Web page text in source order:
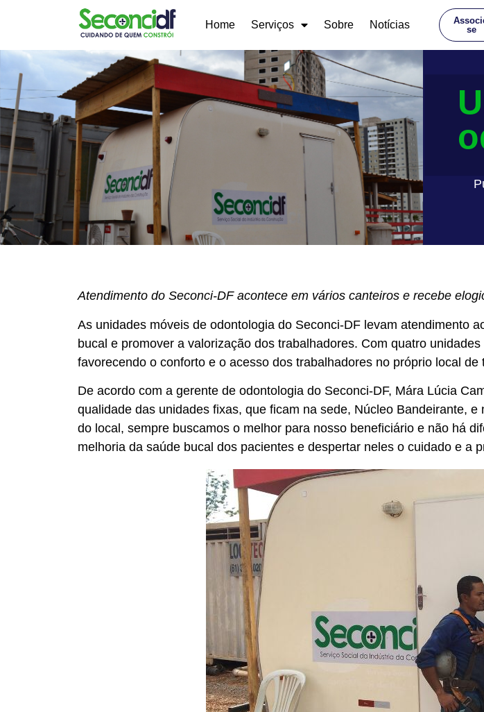
Home Serviços Sobre Notícias
se
Atendimento do Seconci-DF acontece em vários canteiros e recebe
As unidades móveis de odontologia do Seconci-DF levam atendimento
bucal e promover a valorização dos trabalhadores. Com quatro
favorecendo o conforto e o acesso dos trabalhadores no próprio local de
De acordo com a gerente de odontologia do Seconci-DF, Mára Lúcia
qualidade das unidades fixas, que ficam na sede, Núcleo Bandeirante,
do local, sempre buscamos o melhor para nosso beneficiário e não há
melhoria da saúde bucal dos pacientes e despertar neles o cuidado e a